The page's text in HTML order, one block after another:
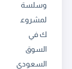
وسلسة
لمشروع
ك في
السوق
السعودي